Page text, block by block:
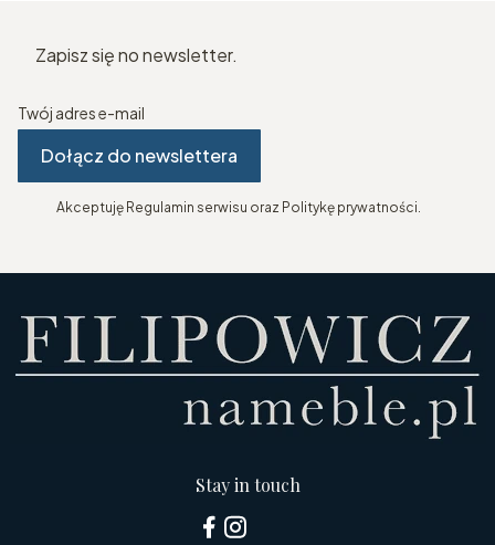
Zapisz się no newsletter.
Twój adres e-mail
Dołącz do newslettera
Akceptuję Regulamin serwisu oraz Politykę prywatności.
Stay in touch